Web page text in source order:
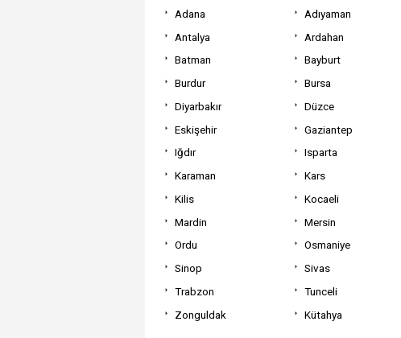
Adana Adıyaman
Antalya
Ardahan
Batman
Bayburt
Burdur
Bursa
Diyarbakır
Düzce
Eskişehir
Gaziantep
Iğdır
Isparta
Karaman
Kars
Kilis
Kocaeli
Mardin
Mersin
Ordu
Osmaniye
Sinop
Sivas
Trabzon
Tunceli
Zonguldak
Kütahya